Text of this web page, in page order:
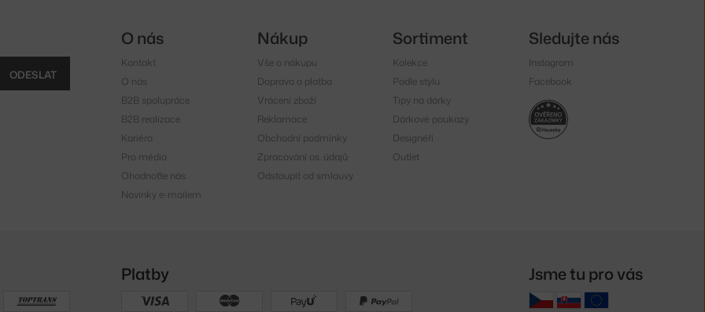
ODESLAT
O nás
Kontakt
O nás
B2B spolupráce
B2B realizace
Kariéra
Pro média
Ohodnoťte nás
Novinky e-mailem
Nákup
Vše o nákupu
Doprava a platba
Vrácení zboží
Reklamace
Obchodní podmínky
Zpracování os. údajů
Odstoupit od smlouvy
Sortiment
Kolekce
Podle stylu
Tipy na dárky
Dárkové poukazy
Designéři
Outlet
Sledujte nás
Instagram
Facebook
Platby Jsme tu pro vás